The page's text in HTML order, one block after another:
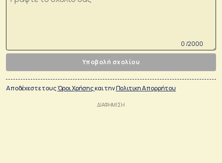
0 /2000
Υποβολή σχολίου
Αποδέχεστε τουςΌροι Χρήσηςκαι τηνΠολιτικη Απορρήτου